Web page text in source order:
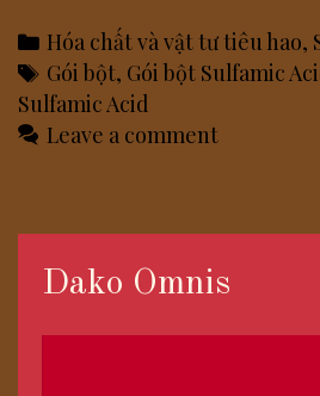
Categories
Hóa chất và vật tư tiêu hao,
Tags
Gói bột, Gói bột Sulfamic
Sulfamic Acid
Leave a comment
Dako Omnis